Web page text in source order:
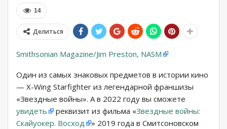
14
Делиться
Smithsonian Magazine/Jim Preston, NASM
Один из самых знаковых предметов в истории кино
— X-Wing Starfighter из легендарной франшизы
«Звездные войны». А в 2022 году вы сможете
увидеть
реквизит из фильма «Звездные войны:
Скайуокер. Восход
» 2019 года в Смитсоновском